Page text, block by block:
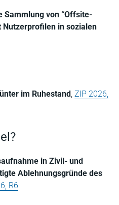
Sammlung von “Offsite-
Nutzerprofilen in sozialen
im Ruhestand , ZIP 2026,
in Zivil- und
Ablehnungsgründe des
R6